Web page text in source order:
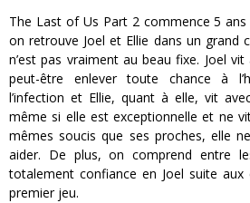
The Last of Us Part 2 commence 5
on retrouve Joel et Ellie dans un grand
n’est pas vraiment au beau fixe. Joel vit
peut-être enlever toute chance à
l’infection et Ellie, quant à elle, vit
même si elle est exceptionnelle et ne
mêmes soucis que ses proches, elle
aider. De plus, on comprend entre
totalement confiance en Joel suite
premier jeu.